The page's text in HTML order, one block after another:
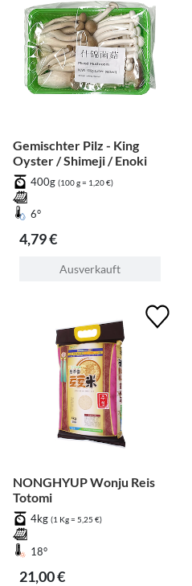
Gemischter Pilz - King
Oyster / Shimeji / Enoki
400g (100 g = 1,20 €)
6°
4,79 €
Ausverkauft
NONGHYUP Wonju Reis
Totomi
4kg (1 Kg = 5,25 €)
18°
21,00 €